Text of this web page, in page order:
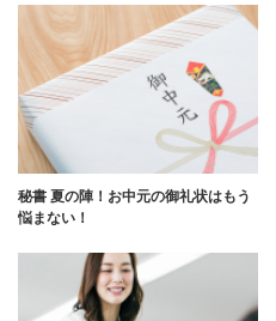
秘書 夏の陣！お中元の御礼状はもう
悩まない！